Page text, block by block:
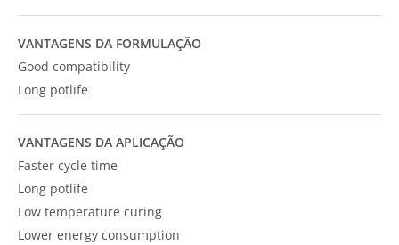
VANTAGENS DA FORMULAÇÃO
Good compatibility
Long potlife
VANTAGENS DA APLICAÇÃO
Faster cycle time
Long potlife
Low temperature curing
Lower energy consumption